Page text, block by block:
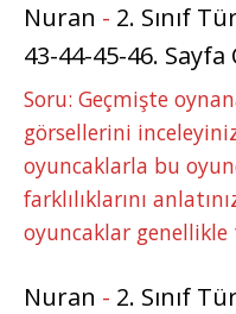
Nuran - 2. Sınıf
43-44-45-46. Sayfa
Soru: Geçmişte
görsellerini
oyuncaklarla bu
farklılıklarını
oyuncaklar
Nuran - 2. Sınıf